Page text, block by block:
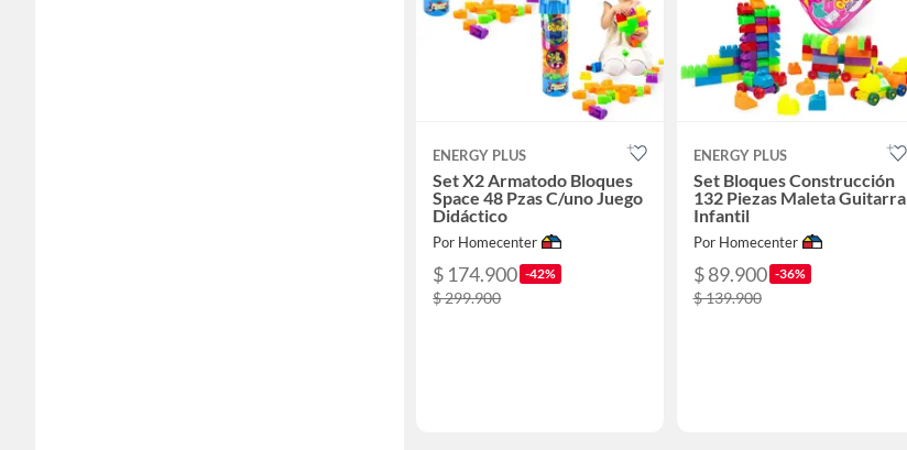
ENERGY PLUS
Set X2 Armatodo Bloques
Space 48 Pzas C/uno Juego
Didáctico
Por Homecenter
$ 174.900 -42%
$ 299.900
ENERGY PLUS
Set Bloques Construcción
132 Piezas Maleta Guitarra
Infantil
Por Homecenter
$ 89.900 -36%
$ 139.900